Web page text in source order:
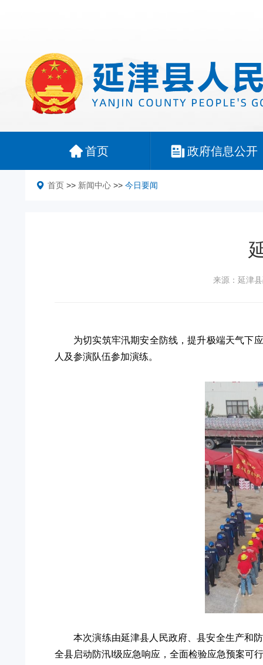
首页 政府信息公开
首页 >> 新闻中心 >> 今日要闻
来源：延津
为切实筑牢汛期安全防线，提升极端天气下
人及参演队伍参加演练。
本次演练由延津县人民政府、县安全生产和
全县启动防汛I级应急响应，全面检验应急预案可